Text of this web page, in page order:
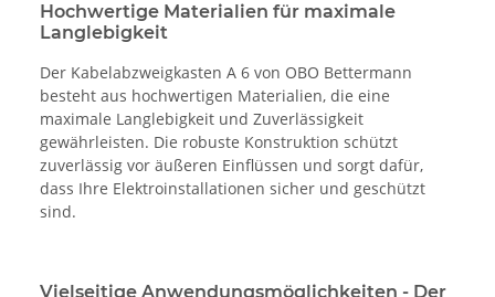
Hochwertige Materialien für maximale
Langlebigkeit
Der Kabelabzweigkasten A 6 von OBO Bettermann
besteht aus hochwertigen Materialien, die eine
maximale Langlebigkeit und Zuverlässigkeit
gewährleisten. Die robuste Konstruktion schützt
zuverlässig vor äußeren Einflüssen und sorgt dafür,
dass Ihre Elektroinstallationen sicher und geschützt
sind.
Vielseitige Anwendungsmöglichkeiten - Der